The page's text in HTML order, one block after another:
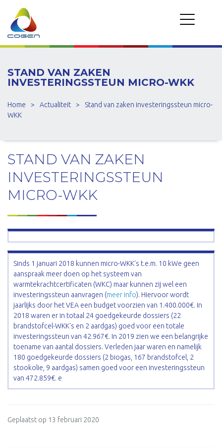
STAND VAN ZAKEN
INVESTERINGSSTEUN MICRO-WKK
Home > Actualiteit >
Stand van zaken investeringssteun micro-
WKK
STAND VAN ZAKEN
INVESTERINGSSTEUN
MICRO-WKK
Sinds 1 januari 2018 kunnen micro-WKK's t.e.m. 10 kWe geen
aanspraak meer doen op het systeem van
warmtekrachtcertificaten (WKC) maar kunnen zij wel een
investeringssteun aanvragen (meer info). Hiervoor wordt
jaarlijks door het VEA een budget voorzien van 1.400.000€. In
2018 waren er in totaal 24 goedgekeurde dossiers (22
brandstofcel-WKK's en 2 aardgas) goed voor een totale
investeringssteun van 42.967€. In 2019 zien we een belangrijke
toename van aantal dossiers. Verleden jaar waren en namelijk
180 goedgekeurde dossiers (2 biogas, 167 brandstofcel, 2
stookolie, 9 aardgas) samen goed voor een investeringssteun
van 472.859€. e
Geplaatst op 13 februari 2020